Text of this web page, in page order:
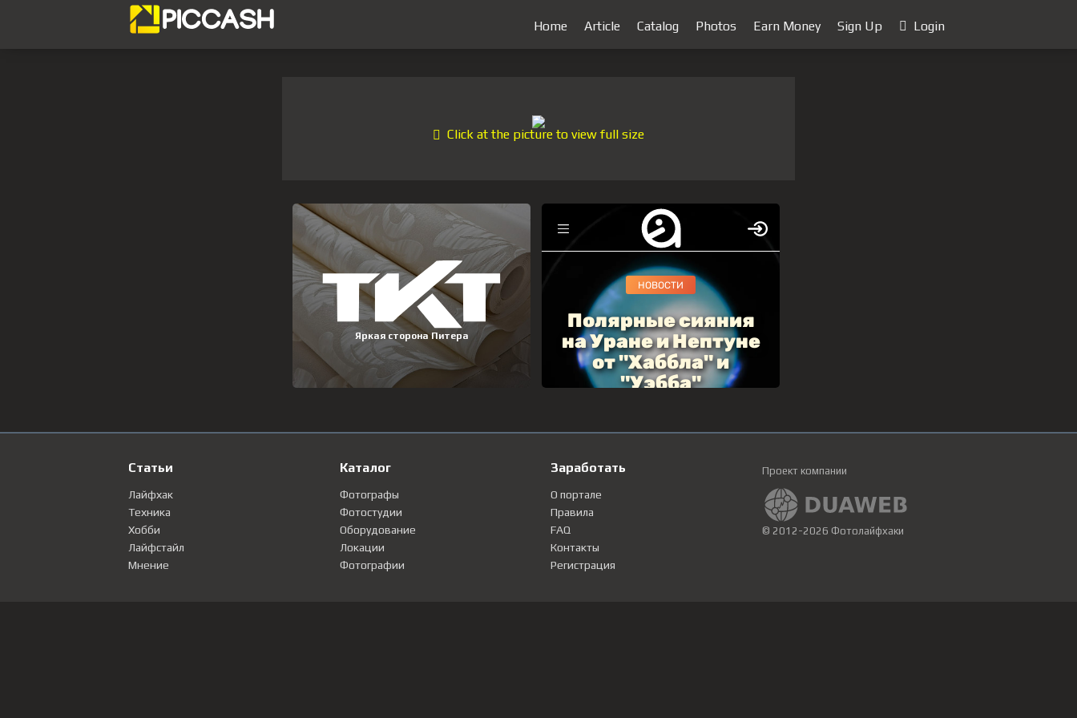
Home Article Catalog Photos Earn Money Sign Up Login
Click at the picture to view full size
Статьи
Лайфхак
Техника
Хобби
Лайфстайл
Мнение
Каталог
Фотографы
Фотостудии
Оборудование
Локации
Фотографии
Заработать
О портале
Правила
FAQ
Контакты
Регистрация
Проект компании
© 2012-2026 Фотолайфхаки